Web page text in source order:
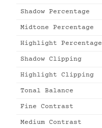
Shadow Percentage
Midtone Percentage
Highlight Percentage
Shadow Clipping
Highlight Clipping
Tonal Balance
Fine Contrast
Medium Contrast